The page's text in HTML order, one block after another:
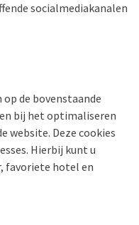
socialmediakanalen
de bovenstaande
bij het optimaliseren
website. Deze cookies
Hierbij kunt u
favoriete hotel en